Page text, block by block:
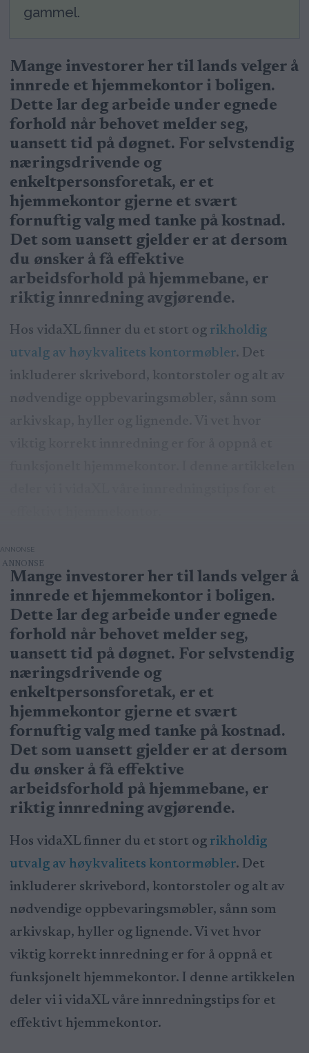
gammel.
Mange investorer her til lands velger å
innrede et hjemmekontor i boligen.
Dette lar deg arbeide under egnede
forhold når behovet melder seg,
uansett tid på døgnet. For selvstendig
næringsdrivende og
enkeltpersonsforetak, er et
hjemmekontor gjerne et svært
fornuftig valg med tanke på kostnad.
Det som uansett gjelder er at dersom
du ønsker å få effektive
arbeidsforhold på hjemmebane, er
riktig innredning avgjørende.
Hos vidaXL finner du et stort og rikholdig
utvalg av høykvalitets kontormøbler. Det
inkluderer skrivebord, kontorstoler og alt av
nødvendige oppbevaringsmøbler, sånn som
ANNONSE
Mange investorer her til lands velger å
innrede et hjemmekontor i boligen.
Dette lar deg arbeide under egnede
forhold når behovet melder seg,
uansett tid på døgnet. For selvstendig
næringsdrivende og
enkeltpersonsforetak, er et
hjemmekontor gjerne et svært
fornuftig valg med tanke på kostnad.
Det som uansett gjelder er at dersom
du ønsker å få effektive
arbeidsforhold på hjemmebane, er
riktig innredning avgjørende.
Hos vidaXL finner du et stort og rikholdig
utvalg av høykvalitets kontormøbler. Det
inkluderer skrivebord, kontorstoler og alt av
nødvendige oppbevaringsmøbler, sånn som
arkivskap, hyller og lignende. Vi vet hvor
viktig korrekt innredning er for å oppnå et
funksjonelt hjemmekontor. I denne artikkelen
deler vi i vidaXL våre innredningstips for et
effektivt hjemmekontor.